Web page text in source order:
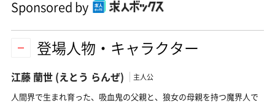
Sponsored by
登場人物・キャラクター
江藤 蘭世 (えとう らんぜ) 主人公
人間界で生まれ育った、吸血鬼の父親と、狼女の母親を持つ魔界人で